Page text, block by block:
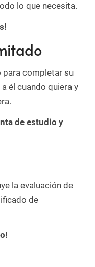
lo que necesita.
para completar su
él cuando quiera y
de estudio y
la evaluación de
de